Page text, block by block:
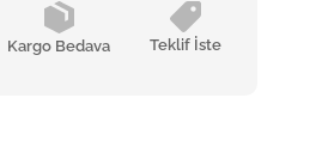
Kargo Bedava Teklif İste